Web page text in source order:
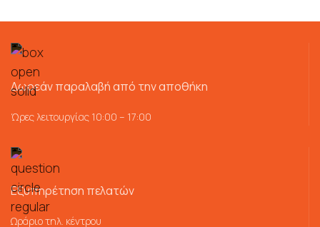
Δωρεάν παραλαβή από την αποθήκη
Ώρες λειτουργίας 10:00 – 17:00
Εξυπηρέτηση πελατών
Ωράριο τηλ. κέντρου